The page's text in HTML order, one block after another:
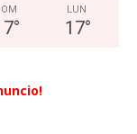
°
LUN
17°